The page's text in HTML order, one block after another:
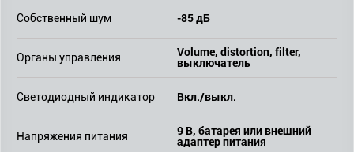
Собственный шум -85 дБ
Органы управления Volume, distortion, filter,
выключатель
Светодиодный индикатор Вкл./выкл.
Напряжения питания 9 В, батарея или внешний
адаптер питания